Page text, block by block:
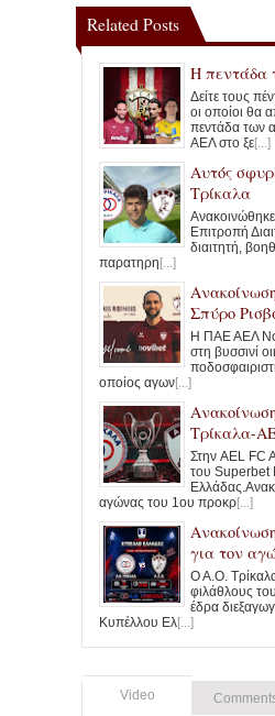
Related Posts
Η πεντάδα
Δείτε τους
οι οποίοι θα
πεντάδα των
ΑΕΛ στο ξε[...]
Αυτός
Τρίκαλα
Επιτροπή
διαιτητή,
παρατηρη[...]
Σπύρο
Η ΠΑΕ ΑΕΛ
στη βυσσινί
οποίος αγων[...]
Τρίκαλα-
Στην AEL FC
του Superbet
αγώνας του 1ου προκρ[...]
για τον
Ο Α.Ο.
φιλάθλους
έδρα
Κυπέλλου Ελ[...]
Video